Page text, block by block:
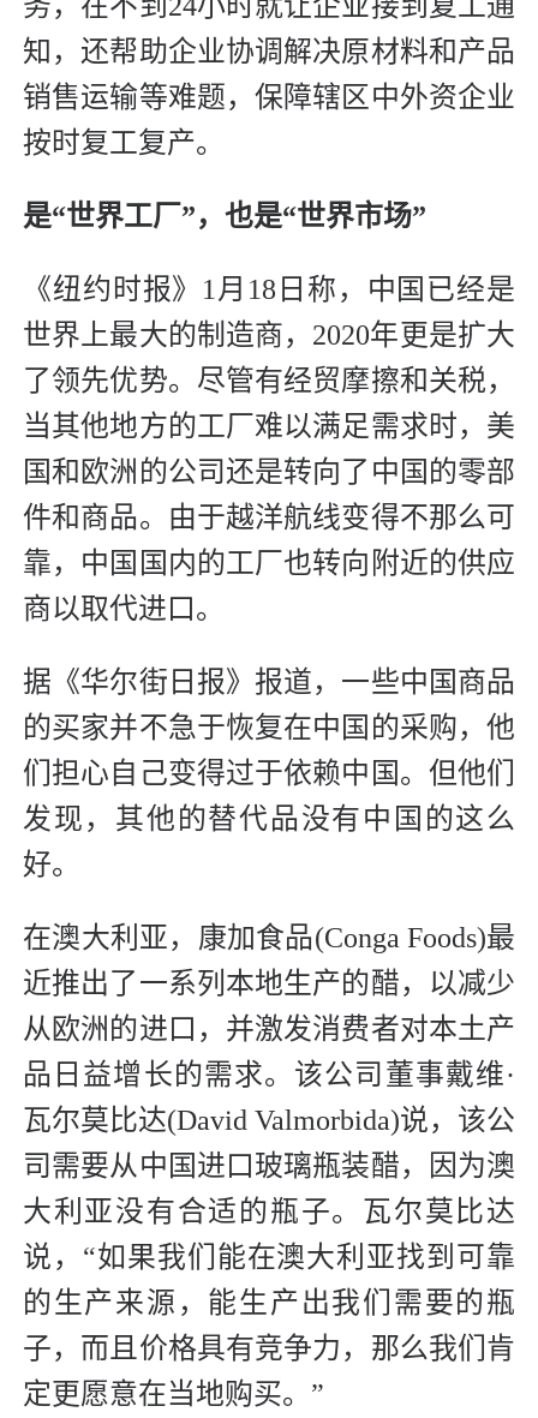
知，还帮助企业协调解决原材料和产品
销售运输等难题，保障辖区中外资企业
按时复工复产。
是“世界工厂”，也是“世界市场”
《纽约时报》1月18日称，中国已经是
世界上最大的制造商，2020年更是扩大
了领先优势。尽管有经贸摩擦和关税，
当其他地方的工厂难以满足需求时，美
国和欧洲的公司还是转向了中国的零部
件和商品。由于越洋航线变得不那么可
靠，中国国内的工厂也转向附近的供应
商以取代进口。
据《华尔街日报》报道，一些中国商品
的买家并不急于恢复在中国的采购，他
们担心自己变得过于依赖中国。但他们
发现，其他的替代品没有中国的这么
好。
在澳大利亚，康加食品(Conga Foods)最
近推出了一系列本地生产的醋，以减少
从欧洲的进口，并激发消费者对本土产
品日益增长的需求。该公司董事戴维·
瓦尔莫比达(David Valmorbida)说，该公
司需要从中国进口玻璃瓶装醋，因为澳
大利亚没有合适的瓶子。瓦尔莫比达
说，“如果我们能在澳大利亚找到可靠
的生产来源，能生产出我们需要的瓶
子，而且价格具有竞争力，那么我们肯
定更愿意在当地购买。”